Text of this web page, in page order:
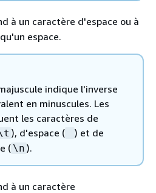
à un caractère d'espace ou à
espace.
indique l'inverse
en minuscules. Les
les caractères de
), d'espace (
) et de
( \n ).
à un caractère